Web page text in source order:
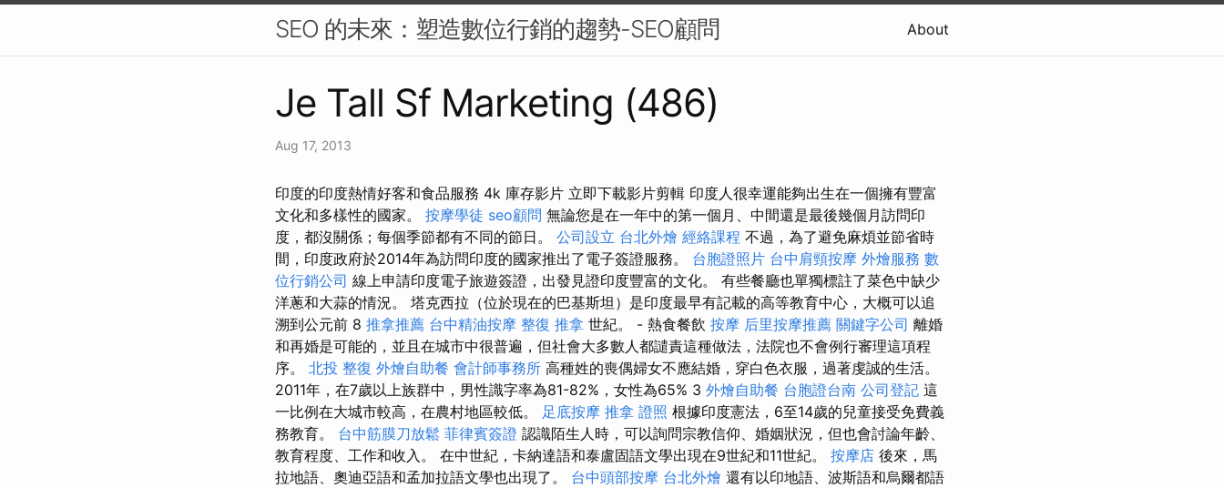
SEO 的未來：塑造數位行銷的趨勢-SEO顧問 About
Je Tall Sf Marketing (486)
Aug 17, 2013
印度的印度熱情好客和食品服務 4k 庫存影片 立即下載影片剪輯 印度人很幸運能夠出生在一個擁有豐富
文化和多樣性的國家。 按摩學徒 seo顧問 無論您是在一年中的第一個月、中間還是最後幾個月訪問印
度，都沒關係；每個季節都有不同的節日。 公司設立 台北外燴 經絡課程 不過，為了避免麻煩並節省時
間，印度政府於2014年為訪問印度的國家推出了電子簽證服務。 台胞證照片 台中肩頸按摩 外燴服務 數
位行銷公司 線上申請印度電子旅遊簽證，出發見證印度豐富的文化。 有些餐廳也單獨標註了菜色中缺少
洋蔥和大蒜的情況。 塔克西拉（位​​於現在的巴基斯坦）是印度最早有記載的高等教育中心，大概可以追
溯到公元前 8 推拿推薦 台中精油按摩 整復 推拿 世紀。 - 熱食餐飲 按摩 后里按摩推薦 關鍵字公司 離婚
和再婚是可能的，並且在城市中很普遍，但社會大多數人都譴責這種做法，法院也不會例行審理這項程
序。 北投 整復 外燴自助餐 會計師事務所 高種姓的喪偶婦女不應結婚，穿白色衣服，過著虔誠的生活。
2011年，在7歲以上族群中，男性識字率為81-82%，女性為65% 3 外燴自助餐 台胞證台南 公司登記 這
一比例在大城市較高，在農村地區較低。 足底按摩 推拿 證照 根據印度憲法，6至14歲的兒童接受免費義
務教育。 台中筋膜刀放鬆 菲律賓簽證 認識陌生人時，可以詢問宗教信仰、婚姻狀況，但也會討論年齡、
教育程度、工作和收入。 在中世紀，卡納達語和泰盧固語文學出現在9世紀和11世紀。 按摩店 後來，馬
拉地語、奧迪亞語和孟加拉語文學也出現了。 台中頭部按摩 台北外燴 還有以印地語、波斯語和烏爾都語